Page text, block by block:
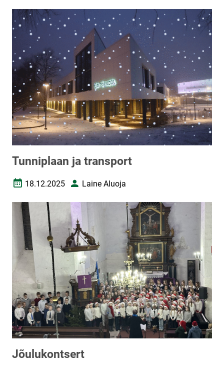
Tunniplaan ja transport
Loomise kuupäev
18.12.2025 AutorLaine Aluoja
Jõulukontsert